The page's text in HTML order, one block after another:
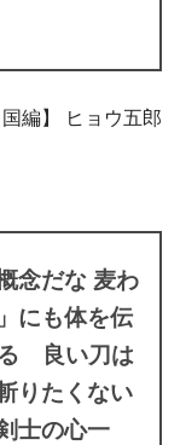
編】 ヒョウ五郎
念だな 麦わ
にも体を伝
る 良い刀は
りたくない
士の心一